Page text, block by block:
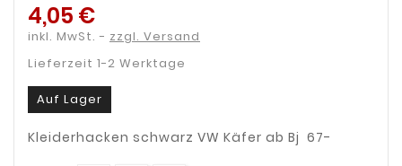
4,05 €
inkl. MwSt.
zzgl. Versand
Lieferzeit 1-2 Werktage
Auf Lager
Kleiderhacken schwarz VW Käfer ab Bj 67-